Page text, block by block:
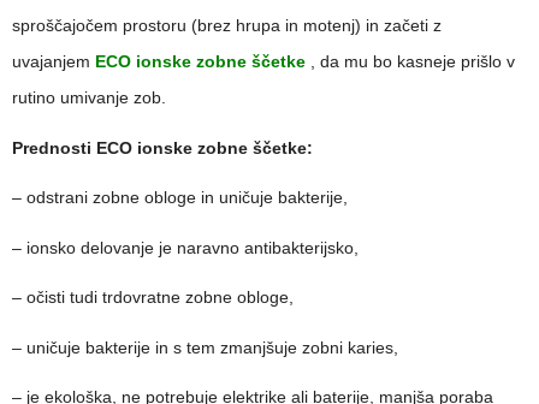
sproščajočem prostoru (brez hrupa in motenj) in začeti z
uvajanjem ECO ionske zobne ščetke
, da mu bo kasneje prišlo v
rutino umivanje zob.
Prednosti ECO ionske zobne ščetke:
– odstrani zobne obloge in uničuje bakterije,
– ionsko delovanje je naravno antibakterijsko,
– očisti tudi trdovratne zobne obloge,
– uničuje bakterije in s tem zmanjšuje zobni karies,
– je ekološka, ne potrebuje elektrike ali baterije, manjša poraba